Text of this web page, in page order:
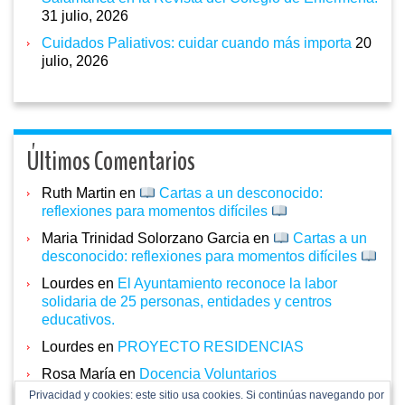
31 julio, 2026
Cuidados Paliativos: cuidar cuando más importa 20
julio, 2026
Últimos Comentarios
Ruth Martin en
Cartas a un desconocido:
reflexiones para momentos difíciles
Maria Trinidad Solorzano Garcia en
Cartas a un
desconocido: reflexiones para momentos difíciles
Lourdes en El Ayuntamiento reconoce la labor
solidaria de 25 personas, entidades y centros
educativos.
Lourdes en PROYECTO RESIDENCIAS
Rosa María en Docencia Voluntarios
Privacidad y cookies: este sitio usa cookies. Si continúas navegando por